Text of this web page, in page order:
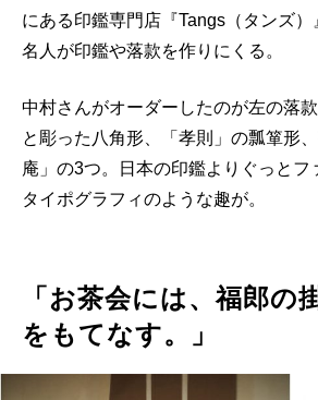
にある印鑑専門店『Tangs（タンズ
名人が印鑑や落款を作りにくる。
中村さんがオーダーしたのが左の落款
と彫った八角形、「孝則」の瓢箪形
庵」の3つ。日本の印鑑よりぐっとフ
タイポグラフィのような趣が。
「お茶会には、福郎の
をもてなす。」